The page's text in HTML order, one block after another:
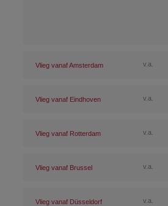
Vlieg vanaf Amsterdam v.a.
Vlieg vanaf Eindhoven v.a.
Vlieg vanaf Rotterdam v.a.
Vlieg vanaf Brussel v.a.
Vlieg vanaf Düsseldorf v.a.